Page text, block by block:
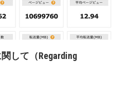
して（Regarding